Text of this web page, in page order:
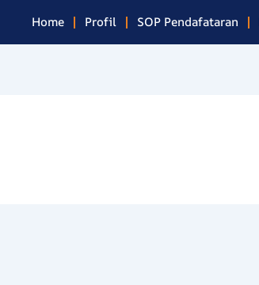
Home Profil SOP Pendafataran